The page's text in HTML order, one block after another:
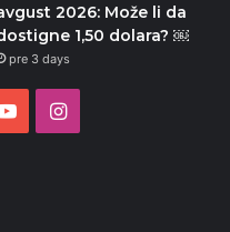
2026: Može li da
1,50 dolara? ￼
pre 3 days
YouTubeInstagram